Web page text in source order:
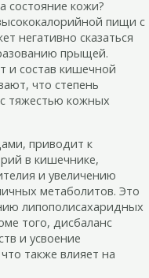
состояние кожи?
пищи с
негативно сказаться
прыщей.
и состав кишечной
что степень
тяжестью кожных
приводит к
в кишечнике,
и увеличению
метаболитов. Это
липополисахаридных
того, дисбаланс
и усвоение
также влияет на